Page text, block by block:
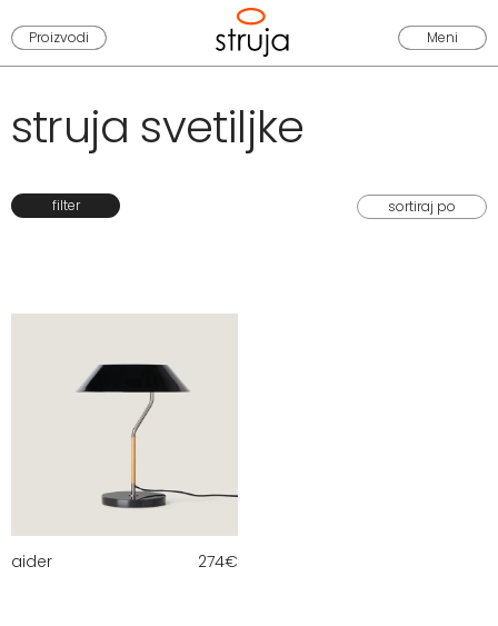
Proizvodi Meni
struja svetiljke
filter
aider 274€